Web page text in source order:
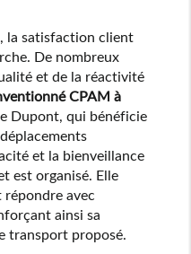
la satisfaction client
De nombreux
et de la réactivité
CPAM à
Dupont, qui bénéficie
et la bienveillance
est organisé. Elle
avec
ainsi sa
transport proposé.